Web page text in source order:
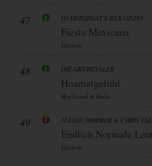
47 DJ HERZBEAT X REX GILDO
Fiesta Mexicana
Electrola
48 DIE GRUBETALER
Hoamatgefühl
Mcp Sound & Media
49 JULIAN SOMMER & CHRIS
Endlich Normale
Electrola